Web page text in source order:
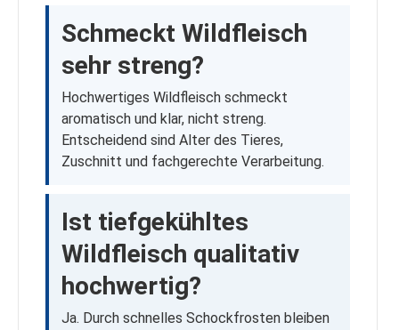
Schmeckt Wildfleisch
sehr streng?
Hochwertiges Wildfleisch schmeckt
aromatisch und klar, nicht streng.
Entscheidend sind Alter des Tieres,
Zuschnitt und fachgerechte Verarbeitung.
Ist tiefgekühltes
Wildfleisch qualitativ
hochwertig?
Ja. Durch schnelles Schockfrosten bleiben